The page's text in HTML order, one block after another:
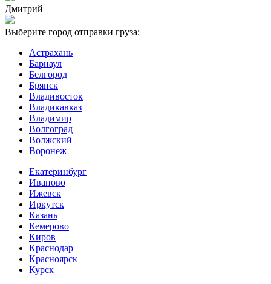
Дмитрий
Выберите город отправки груза:
Астрахань
Барнаул
Белгород
Брянск
Владивосток
Владикавказ
Владимир
Волгоград
Волжский
Воронеж
Екатеринбург
Иваново
Ижевск
Иркутск
Казань
Кемерово
Киров
Краснодар
Красноярск
Курск